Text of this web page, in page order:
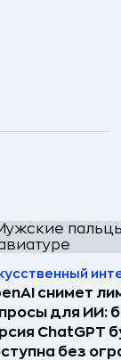
снимет
для ИИ:
ChatGPT
без